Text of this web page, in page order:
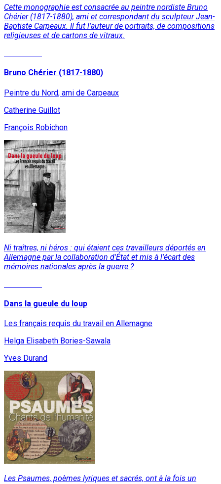
Cette monographie est consacrée au peintre nordiste Bruno
Chérier (1817-1880), ami et correspondant du sculpteur Jean-
Baptiste Carpeaux. Il fut l'auteur de portraits, de compositions
religieuses et de cartons de vitraux.
Bruno Chérier (1817-1880)
Peintre du Nord, ami de Carpeaux
Catherine Guillot
François Robichon
Ni traîtres, ni héros : qui étaient ces travailleurs déportés en
Allemagne par la collaboration d'État et mis à l'écart des
mémoires nationales après la guerre ?
Dans la gueule du loup
Les français requis du travail en Allemagne
Helga Elisabeth Bories-Sawala
Yves Durand
Les Psaumes, poèmes lyriques et sacrés, ont à la fois un